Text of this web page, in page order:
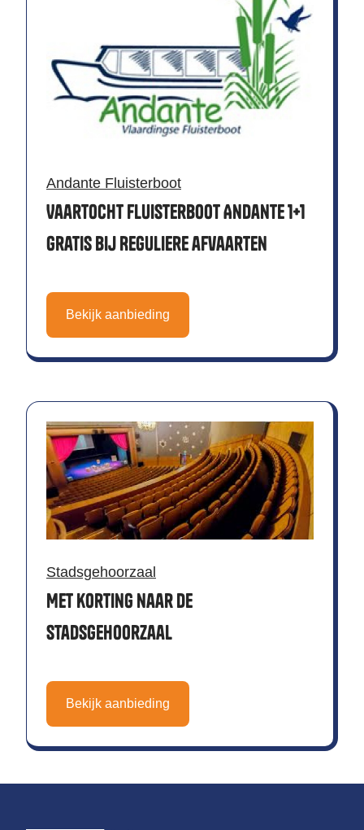
Andante Fluisterboot
Vaartocht Fluisterboot Andante 1+1
gratis bij Reguliere afvaarten
Bekijk aanbieding
Stadsgehoorzaal
Met korting naar de
Stadsgehoorzaal
Bekijk aanbieding